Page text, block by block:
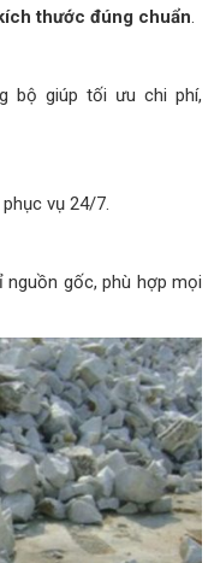
thước đúng chuẩn.
bộ giúp tối ưu chi phí,
vụ 24/7.
nguồn gốc, phù hợp mọi